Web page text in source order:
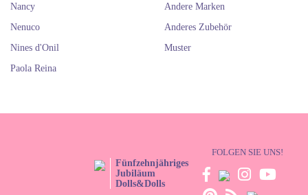
Nancy
Nenuco
Nines d'Onil
Paola Reina
Andere Marken
Anderes Zubehör
Muster
Fünfzehnjähriges
Jubiläum
Dolls&Dolls
FOLGEN SIE UNS!